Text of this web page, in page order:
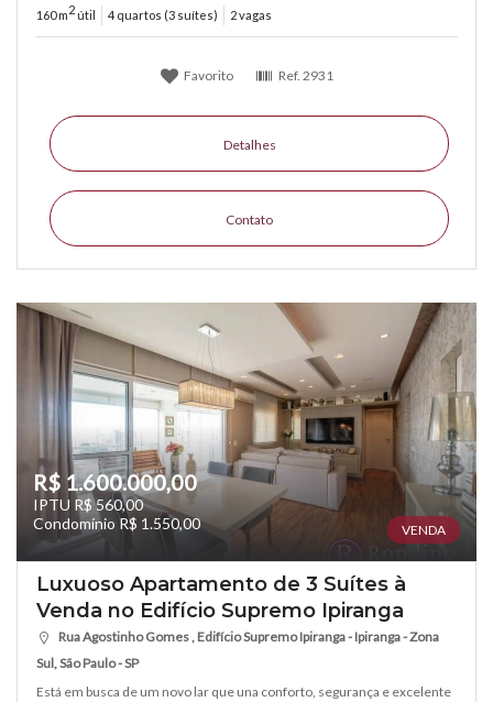
160 m2 útil 4 quartos (3 suítes) 2 vagas
Favorito Ref. 2931
Detalhes
Contato
R$ 1.600.000,00
IPTU R$ 560,00
Condomínio R$ 1.550,00
VENDA
Luxuoso Apartamento de 3 Suítes à
Venda no Edifício Supremo Ipiranga
Rua Agostinho Gomes , Edifício Supremo Ipiranga - Ipiranga - Zona
Sul, São Paulo - SP
Está em busca de um novo lar que una conforto, segurança e excelente